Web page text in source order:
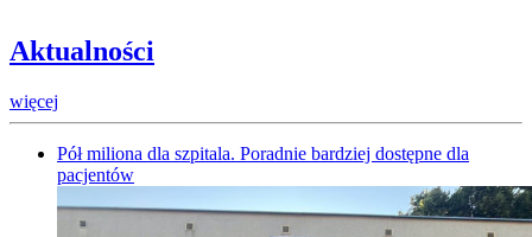
Aktualności
więcej
Pół miliona dla szpitala. Poradnie bardziej dostępne dla
pacjentów